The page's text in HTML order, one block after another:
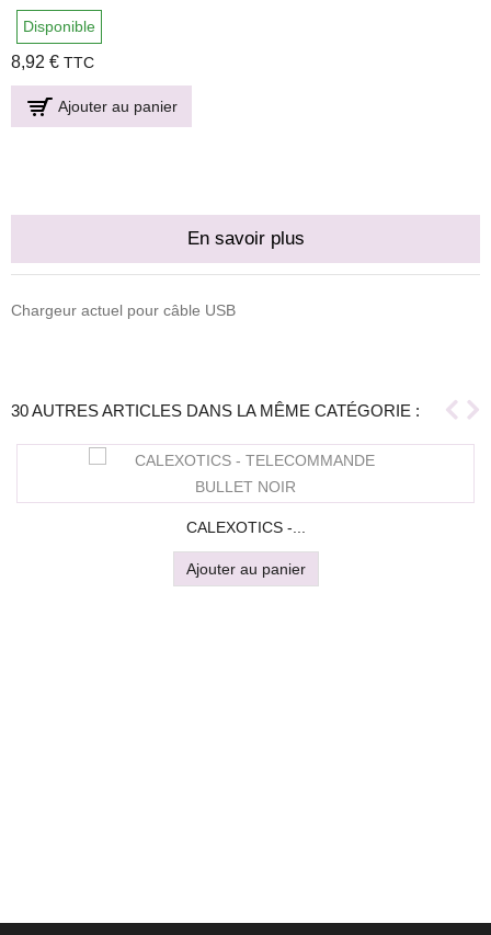
Disponible
8,92 € TTC
Ajouter au panier
En savoir plus
Chargeur actuel pour câble USB
30 AUTRES ARTICLES DANS LA MÊME CATÉGORIE :
CALEXOTICS -...
Ajouter au panier